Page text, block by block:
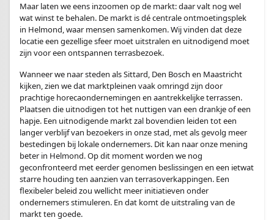
Maar laten we eens inzoomen op de markt: daar valt nog wel
wat winst te behalen. De markt is dé centrale ontmoetingsplek
in Helmond, waar mensen samenkomen. Wij vinden dat deze
locatie een gezellige sfeer moet uitstralen en uitnodigend moet
zijn voor een ontspannen terrasbezoek.
Wanneer we naar steden als Sittard, Den Bosch en Maastricht
kijken, zien we dat marktpleinen vaak omringd zijn door
prachtige horecaondernemingen en aantrekkelijke terrassen.
Plaatsen die uitnodigen tot het nuttigen van een drankje of een
hapje. Een uitnodigende markt zal bovendien leiden tot een
langer verblijf van bezoekers in onze stad, met als gevolg meer
bestedingen bij lokale ondernemers. Dit kan naar onze mening
beter in Helmond. Op dit moment worden we nog
geconfronteerd met eerder genomen beslissingen en een ietwat
starre houding ten aanzien van terrasoverkappingen. Een
flexibeler beleid zou wellicht meer initiatieven onder
ondernemers stimuleren. En dat komt de uitstraling van de
markt ten goede.